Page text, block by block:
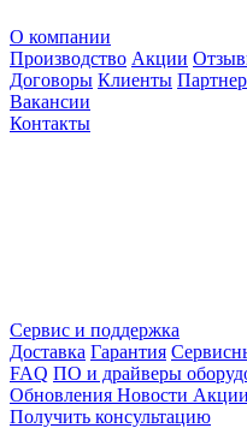
О компании
Производство Акции
Договоры Клиенты
Вакансии
Контакты
Сервис и поддержка
Доставка Гарантия
FAQ ПО и драйверы
Обновления Новости Акции
Получить консультацию